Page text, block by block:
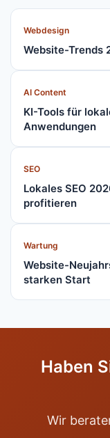
Webdesign
Website-Trends
AI Content
KI-Tools für
Anwendungen
SEO
Lokales SEO
profitieren
Wartung
Website-
starken Start
Haben
Wir